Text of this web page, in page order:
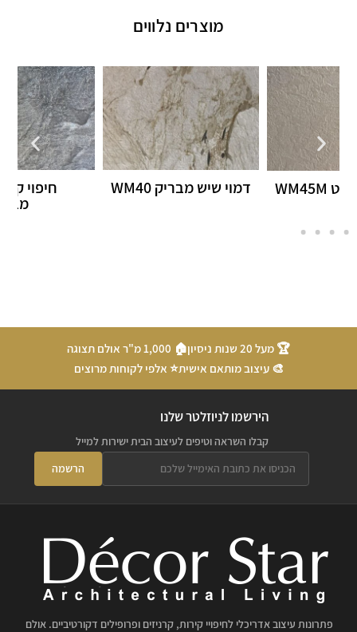
מוצרים נלווים
דמוי שיש מבריק WM40 חיפוי קיר דמוי שיש
🏆 מעל 20 שנות ניסיון
🏠 1,000 מ"ר אולם תצוגה
🎨 עיצוב מותאם אישית⭐ אלפי לקוחות מרוצים
הירשמו לניוזלטר שלנו
קבלו השראה וטיפים לעיצוב הבית ישירות למייל
הרשמה
פתרונות עיצוב אדריכלי לחיפויי קירות, קרניזים ופרופילים דקורטיביים. אולם